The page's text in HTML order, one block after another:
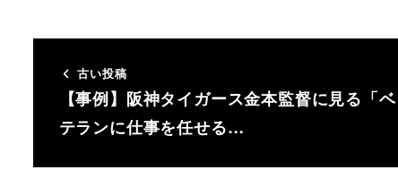
古い投稿
【事例】阪神タイガース金本監督に見る「ベ
テランに仕事を任せる…